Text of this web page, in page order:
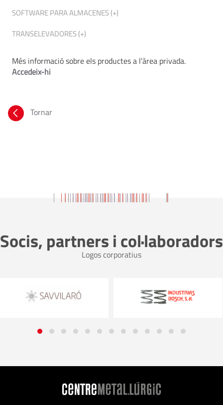
SOFTWARE PARA ALMACENES (+)
TRANSELEVADORES (+)
Més informació sobre els productes a l'àrea privada.
Accedeix-hi
Tornar
Socis, partners i col·laboradors
Logos corporatius